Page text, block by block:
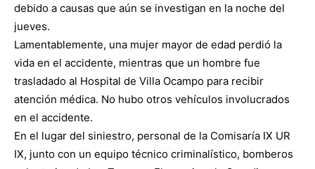
debido a causas que aún se investigan en la noche del
jueves.
Lamentablemente, una mujer mayor de edad perdió la
vida en el accidente, mientras que un hombre fue
trasladado al Hospital de Villa Ocampo para recibir
atención médica. No hubo otros vehículos involucrados
en el accidente.
En el lugar del siniestro, personal de la Comisaría IX UR
IX, junto con un equipo técnico criminalístico, bomberos